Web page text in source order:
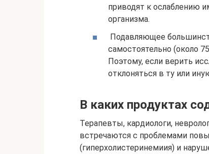
приводят к ослаблению
организма.
Подавляющее
самостоятельно (около
Поэтому, если верить
отклоняться в ту или
В каких продуктах
Терапевты, кардиологи,
встречаются с проблемами
(гиперхолистеринемиия) и